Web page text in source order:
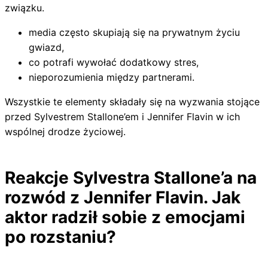
związku.
media często skupiają się na prywatnym życiu
gwiazd,
co potrafi wywołać dodatkowy stres,
nieporozumienia między partnerami.
Wszystkie te elementy składały się na wyzwania stojące
przed Sylvestrem Stallone’em i Jennifer Flavin w ich
wspólnej drodze życiowej.
Reakcje Sylvestra Stallone’a na
rozwód z Jennifer Flavin. Jak
aktor radził sobie z emocjami
po rozstaniu?